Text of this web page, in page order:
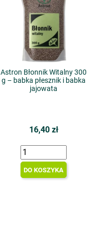
Astron Błonnik Witalny 300
g – babka płesznik i babka
jajowata
16,40 zł
DO KOSZYKA